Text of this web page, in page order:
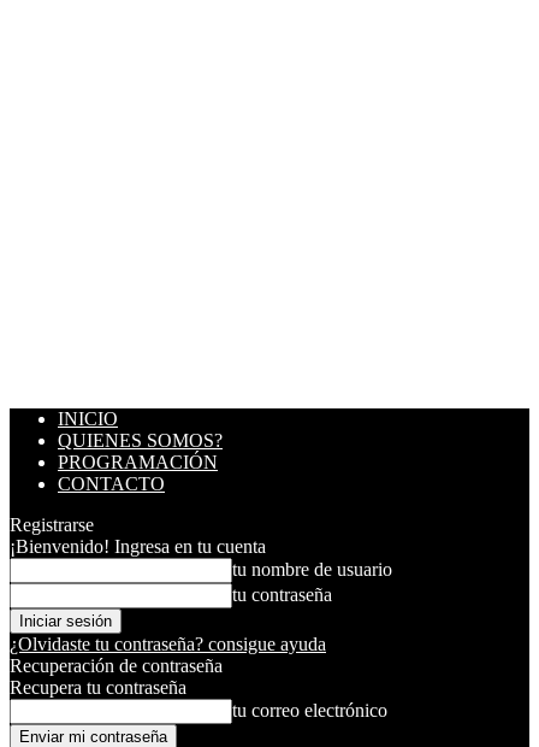
INICIO
QUIENES SOMOS?
PROGRAMACIÓN
CONTACTO
Registrarse
¡Bienvenido! Ingresa en tu cuenta
tu nombre de usuario
tu contraseña
¿Olvidaste tu contraseña? consigue ayuda
Recuperación de contraseña
Recupera tu contraseña
tu correo electrónico